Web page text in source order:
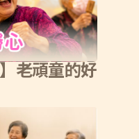
老頑童的好